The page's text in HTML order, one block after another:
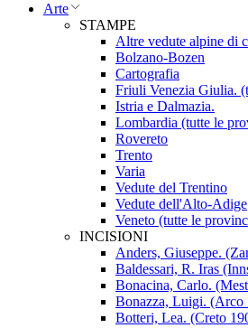
Arte
STAMPE
Altre vedute alpine di
Bolzano-Bozen
Cartografia
Friuli Venezia Giulia.
Istria e Dalmazia.
Lombardia (tutte le
Rovereto
Trento
Varia
Vedute del Trentino
Vedute dell'Alto-Adige
Veneto (tutte le
INCISIONI
Anders, Giuseppe.
Baldessari, R. Iras
Bonacina, Carlo.
Bonazza, Luigi. (Arco
Botteri, Lea. (Creto